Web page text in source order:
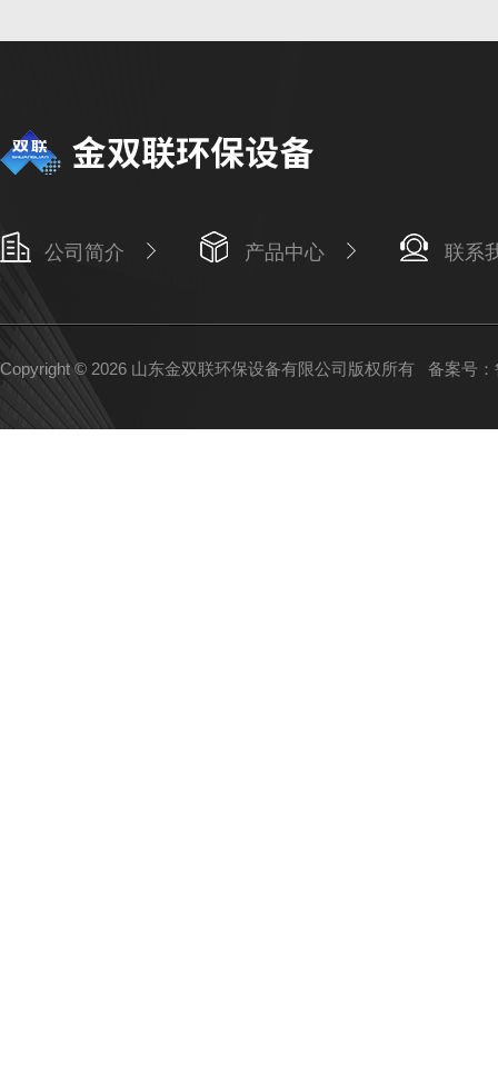
公司简介 产品中心 联系
Copyright © 2026 山东金双联环保设备有限公司版权所有 备案号